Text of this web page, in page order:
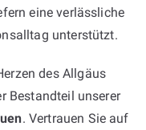
eine verlässliche
unterstützt.
des Allgäus
Bestandteil unserer
. Vertrauen Sie auf